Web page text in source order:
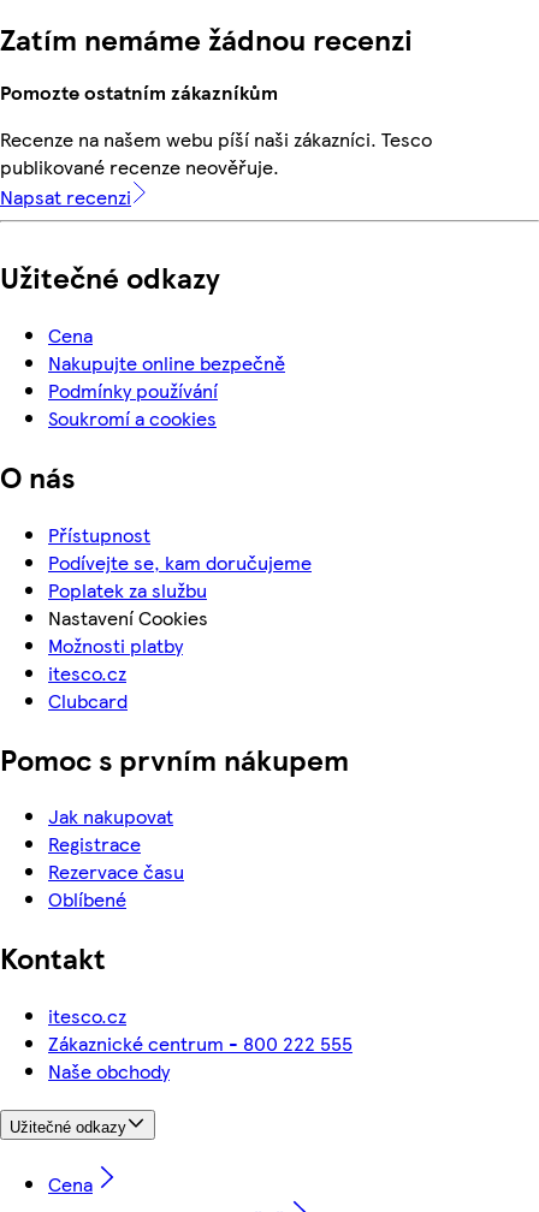
Zatím nemáme žádnou recenzi
Pomozte ostatním zákazníkům
Recenze na našem webu píší naši zákazníci. Tesco
publikované recenze neověřuje.
Napsat recenzi
Užitečné odkazy
Cena
Nakupujte online bezpečně
Podmínky používání
Soukromí a cookies
O nás
Přístupnost
Podívejte se, kam doručujeme
Poplatek za službu
Nastavení Cookies
Možnosti platby
itesco.cz
Clubcard
Pomoc s prvním nákupem
Jak nakupovat
Registrace
Rezervace času
Oblíbené
Kontakt
itesco.cz
Zákaznické centrum - 800 222 555
Naše obchody
Užitečné odkazy
Cena